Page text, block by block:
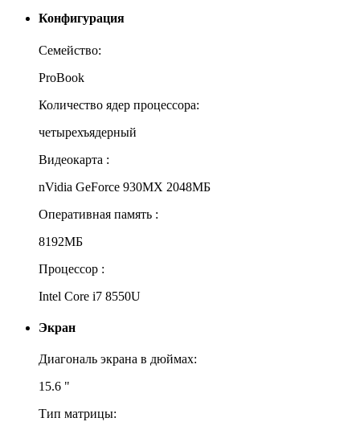
Конфигурация
Семейство:
ProBook
Количество ядер процессора:
четырехъядерный
Видеокарта :
nVidia GeForce 930MX 2048МБ
Оперативная память :
8192МБ
Процессор :
Intel Core i7 8550U
Экран
Диагональ экрана в дюймах:
15.6 "
Тип матрицы: